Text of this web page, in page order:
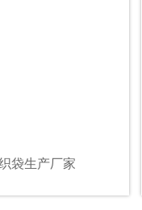
袋生产厂家